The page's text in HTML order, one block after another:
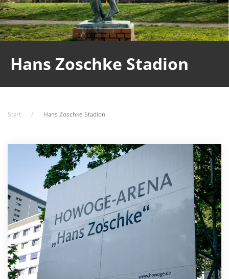
Hans Zoschke Stadion
Start Hans Zoschke Stadion